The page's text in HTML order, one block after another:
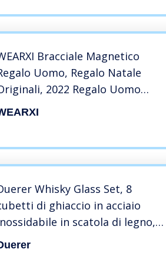
Bracciale Magnetico
Uomo, Regalo Natale
2022 Regalo Uomo
Idee Regalo Festa del
Whisky Glass Set, 8
di ghiaccio in acciaio
in scatola di legno,
per uomo, compleanno o